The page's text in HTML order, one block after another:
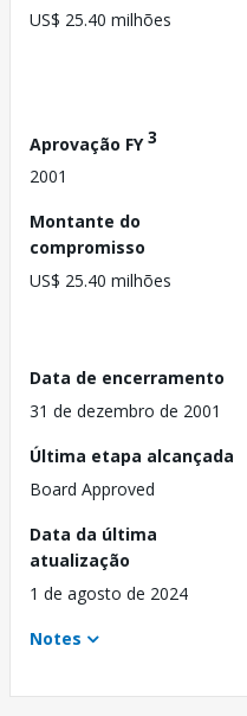
US$ 25.40 milhões
Aprovação FY3
2001
Montante do
compromisso
US$ 25.40 milhões
Data de encerramento
31 de dezembro de 2001
Última etapa alcançada
Board Approved
Data da última
atualização
1 de agosto de 2024
Notes